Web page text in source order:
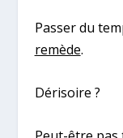
Passer du
remède.
Dérisoire ?